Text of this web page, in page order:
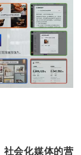
社会化媒体的营